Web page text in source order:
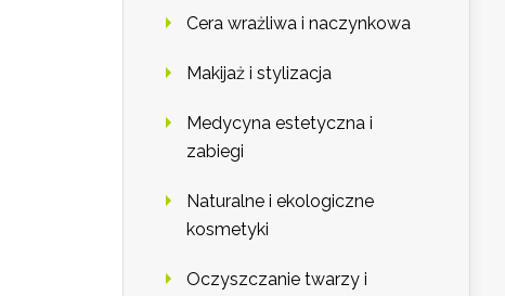
Cera wrażliwa i naczynkowa
Makijaż i stylizacja
Medycyna estetyczna i
zabiegi
Naturalne i ekologiczne
kosmetyki
Oczyszczanie twarzy i